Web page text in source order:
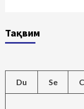
Тақвим
Du Se